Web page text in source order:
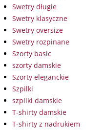
Swetry długie
Swetry klasyczne
Swetry oversize
Swetry rozpinane
Szorty basic
szorty damskie
Szorty eleganckie
Szpilki
szpilki damskie
T-shirty damskie
T-shirty z nadrukiem